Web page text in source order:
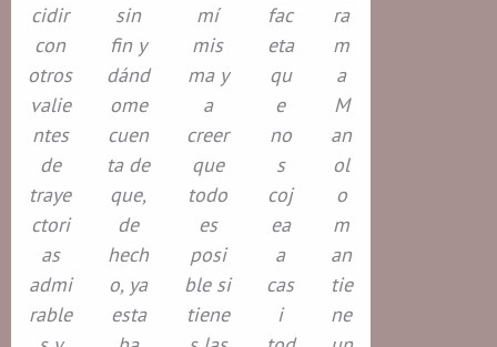
cidir
con
otros
valie
ntes
de
traye
ctori
as
admi
rable
sin
fin y
dánd
ome
cuen
ta de
que,
de
hech
o, ya
esta
mí
mis
ma y
a
creer
que
todo
es
posi
ble si
tiene
fac
eta
qu
e
no
s
coj
ea
a
cas
i
ra
m
a
M
an
ol
o
m
an
tie
ne